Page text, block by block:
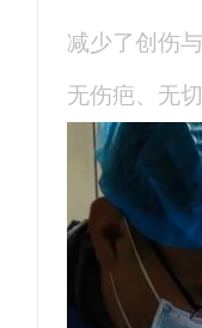
减少了创伤
无伤疤、无